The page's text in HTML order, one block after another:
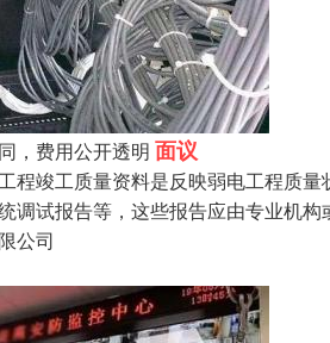
，费用公开透明 面议
程竣工质量资料是反映弱电工程质
调试报告等，这些报告应由专业机
公司